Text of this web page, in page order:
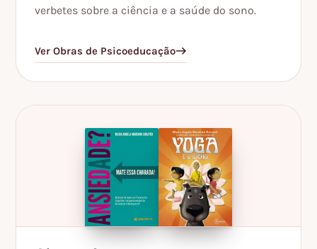
verbetes sobre a ciência e a saúde do sono.
Ver Obras de Psicoeducação